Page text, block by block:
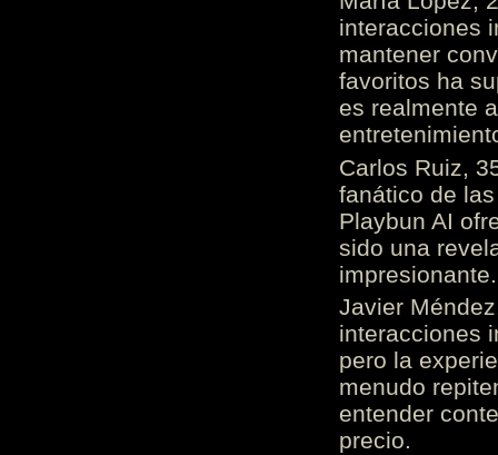
interacciones
mantener
favoritos ha
es realmente
Carlos Ruiz,
fanático de
Playbun AI
sido una
Javier
interacciones
pero la
menudo
entender
precio.